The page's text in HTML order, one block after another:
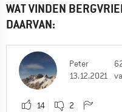
WAT VINDEN
DAARVAN:
Peter
13.12.2021
14 2